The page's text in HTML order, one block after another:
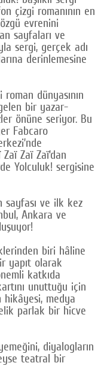
çizgi romanının en
evrenini
sayfaları ve
sergi, gerçek adı
derinlemesine
dünyasının
bir yazar-
önüne seriyor. Bu
Fabcaro
Zaï Zaï’dan
Yolculuk! sergisine
sayfası ve ilk kez
Ankara ve
biri hâline
yapıt olarak
katkıda
unuttuğu için
hikâyesi, medya
parlak bir hicve
diyalogların
teatral bir